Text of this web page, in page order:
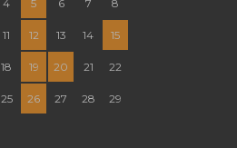
4 5 6 7 8
11 12 13 14 15
18 19 20 21 22
25 26 27 28 29